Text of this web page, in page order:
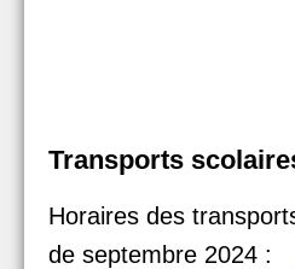
Transports
Horaires des
de septembre 2024 :